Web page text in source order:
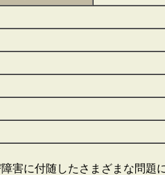
害に付随したさまざまな問題